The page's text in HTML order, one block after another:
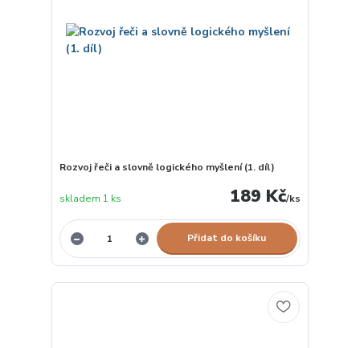
Rozvoj řeči a slovně logického myšlení (1. díl)
189 Kč/ks
skladem 1 ks
Přidat do košíku